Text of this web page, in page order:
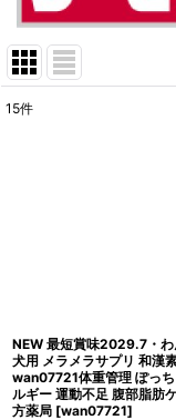
15件
NEW 最短賞味2029.7・わ
犬用 メラメラサプリ 和漢
wan07721体重管理 ぽっ
ルギー 運動不足 腹部脂肪
方薬局 [wan07721]